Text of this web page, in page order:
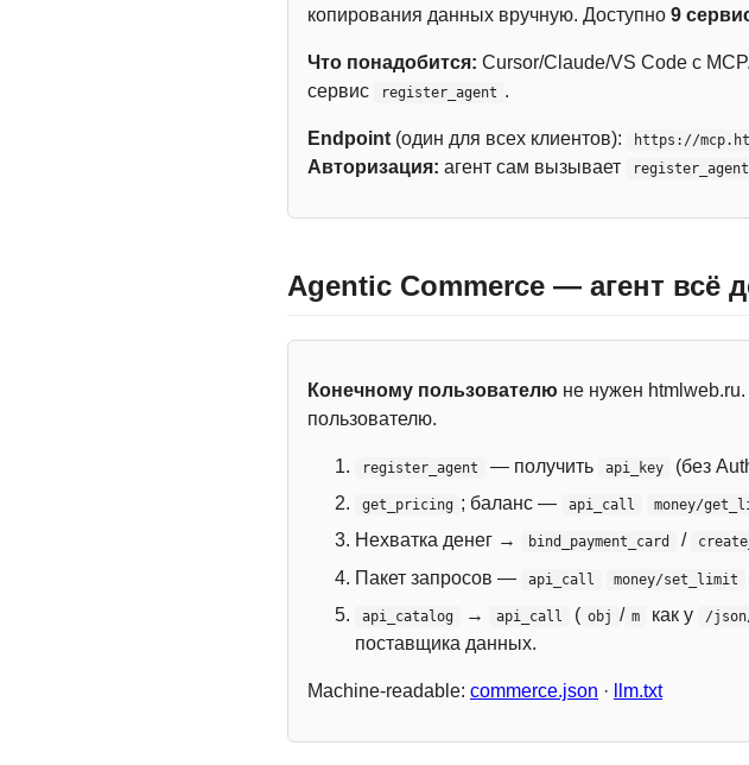
копирования данных вручную. Доступно 9
Что понадобится: Cursor/Claude/VS Code с
сервис
register_agent .
Endpoint (один для всех клиентов): https://
Авторизация: агент сам вызывает register_agent
Agentic Commerce — агент всё
Конечному пользователю не нужен htmlweb.ru.
пользователю.
register_agent — получить api_key (без
get_pricing ; баланс — api_call money/
Нехватка денег →
bind_payment_card /
Пакет запросов —
api_call money/set_limit
api_catalog → api_call ( obj / m как у /
поставщика данных.
Machine-readable: commerce.json · llm.txt